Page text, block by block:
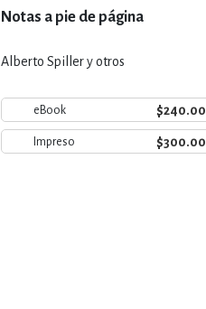
Notas a pie de página
Alberto Spiller y otros
eBook $240.00
Impreso $300.00